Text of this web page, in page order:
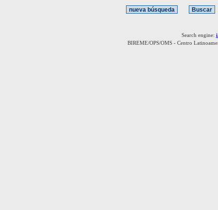
Search engine:
BIREME/OPS/OMS - Centro